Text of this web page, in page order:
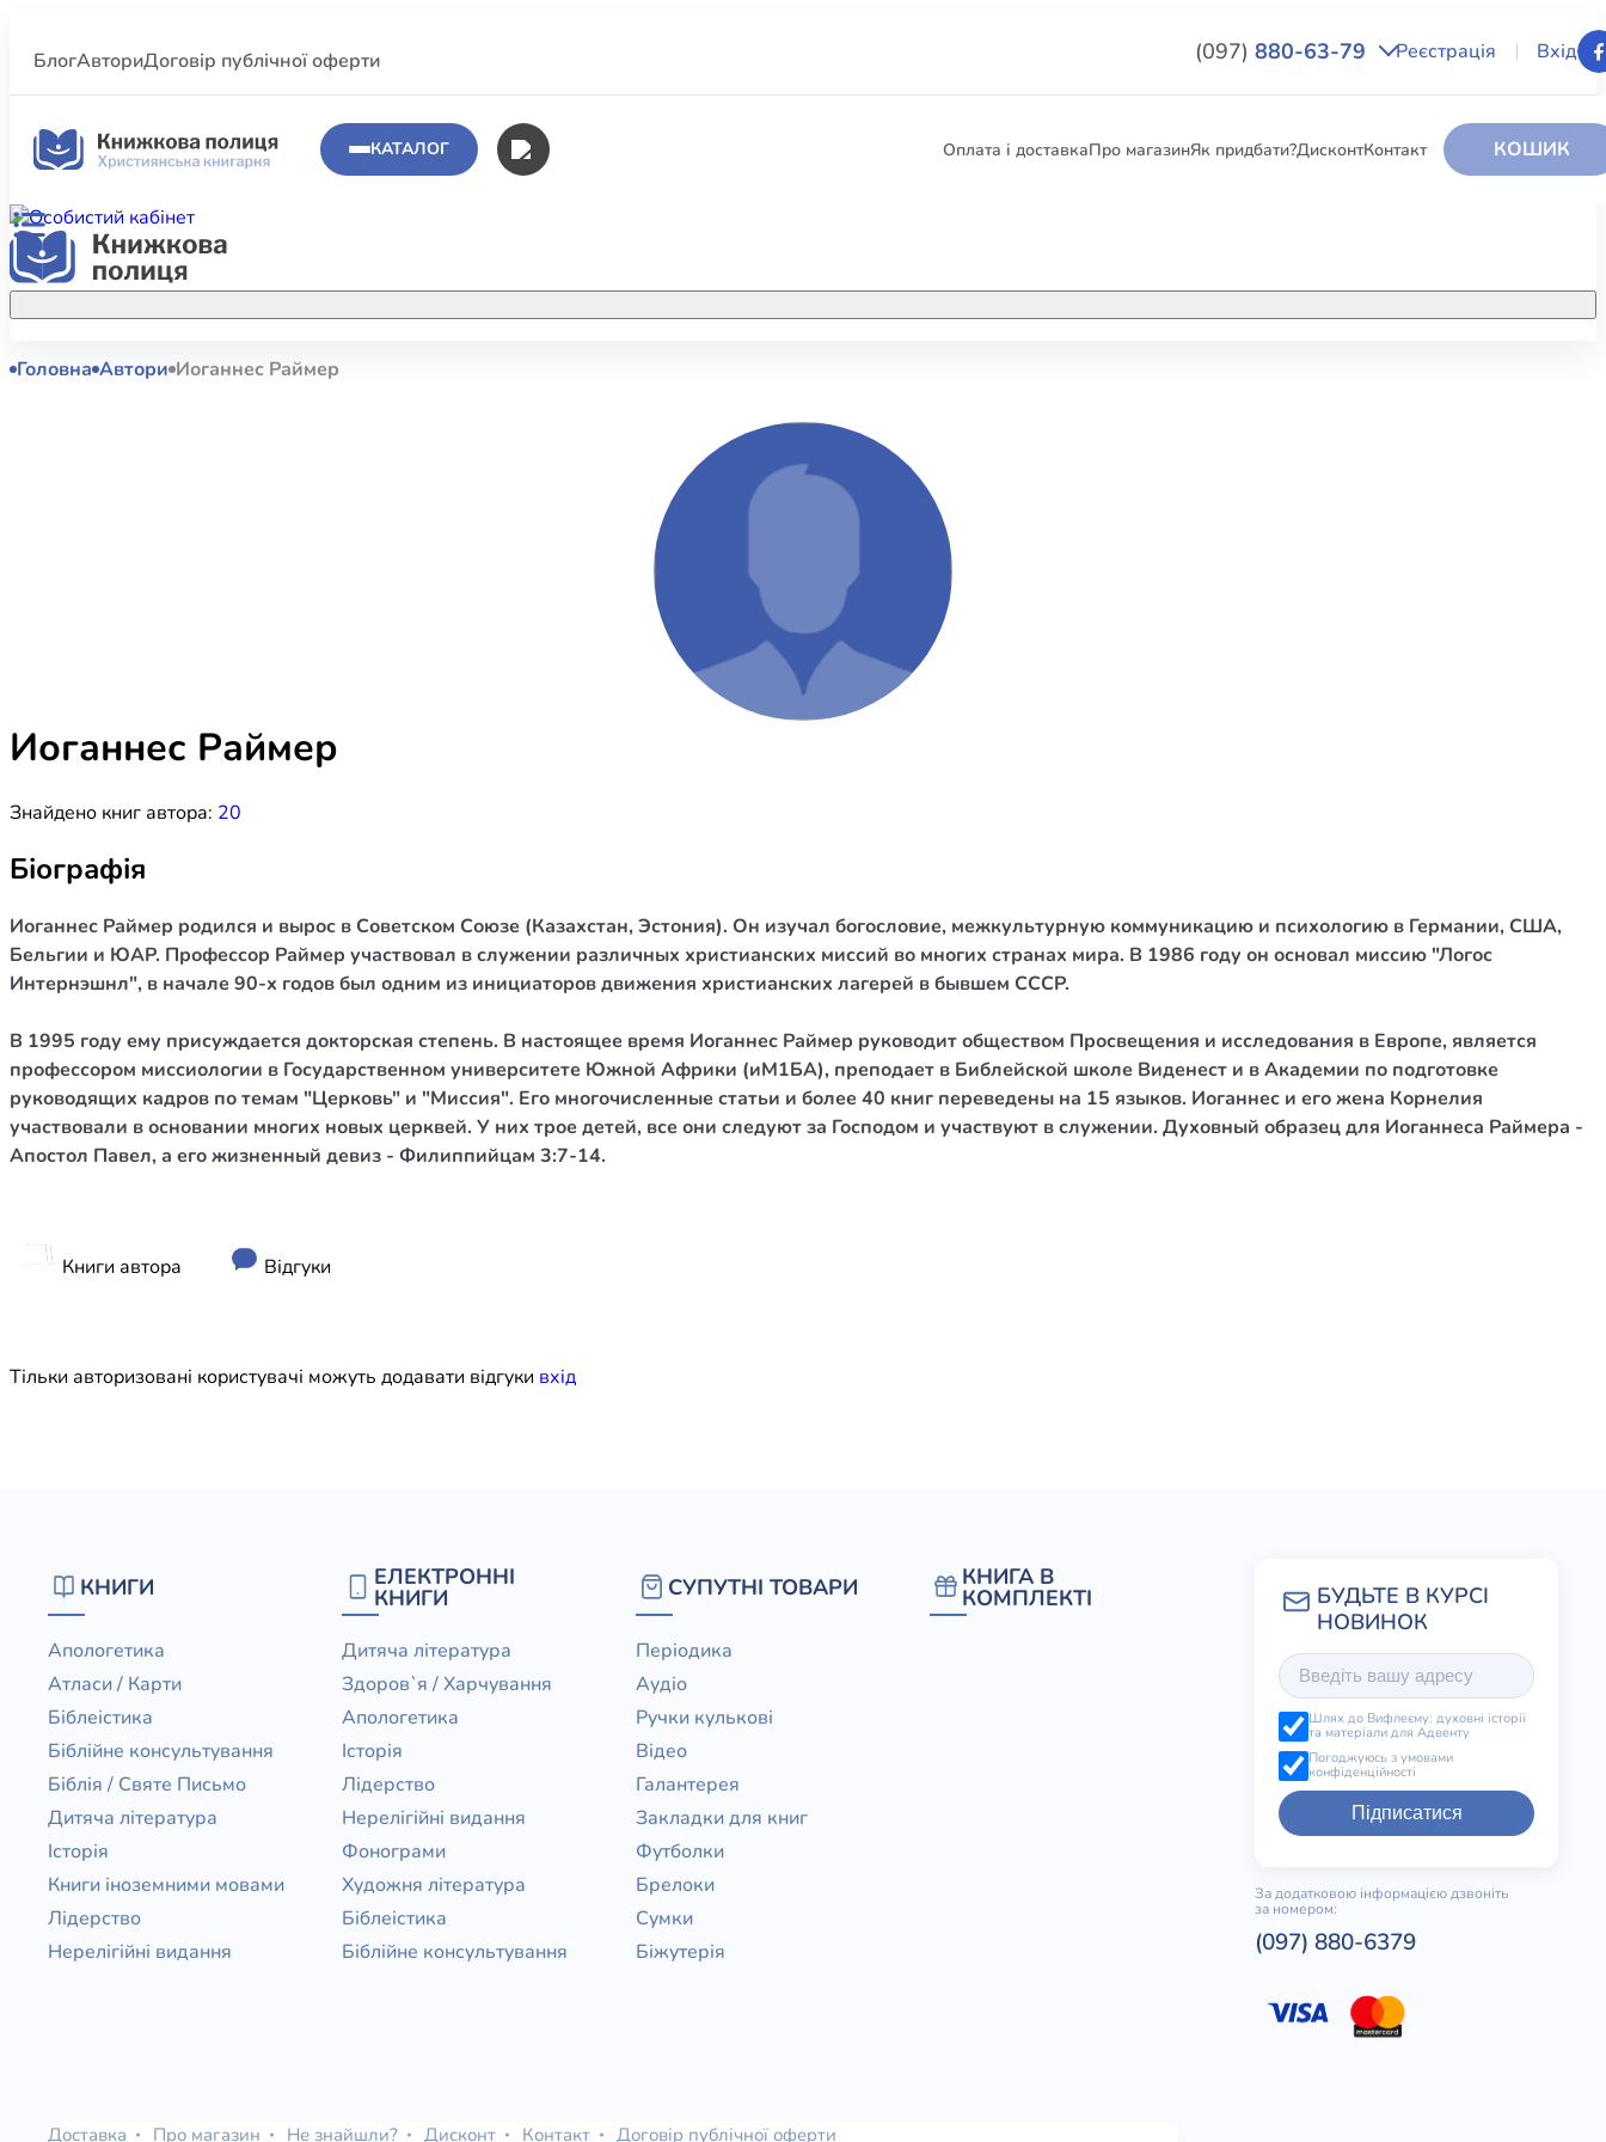
БлогАвториДоговір публічної оферти (097) 880-63-79 Реєстрація Вхід
КАТАЛОГ Оплата і доставкаПро магазинЯк придбати?ДисконтКонтакт КОШИК
Акційні пропозиції
КНИГИ
Біблійне консультування
Богослів`я
Шлюб і сім`я
Здоров`я / Харчування
Юдаїзм
Огляд релігій
Художня література
ЕЛЕКТРОННІ КНИГИ
КНИГА В КОМПЛЕКТІ
Головна Автори Иоганнес Раймер
Иоганнес Раймер
Знайдено книг автора: 20
Біографія
Иоганнес Раймер родился и вырос в Советском Союзе (Казахстан, Эстония). Он изучал богословие, межкультурную коммуникацию и психологию в Германии, США,
Бельгии и ЮАР. Профессор Раймер участвовал в служении различных христианских миссий во многих странах мира. В 1986 году он основал миссию "Логос
Интернэшнл", в начале 90-х годов был одним из инициаторов движения христианских лагерей в бывшем СССР.
В 1995 году ему присуждается докторская степень. В настоящее время Иоганнес Раймер руководит обществом Просвещения и исследования в Европе, является
профессором миссиологии в Государственном университете Южной Африки (иМ1БА), преподает в Библейской школе Виденест и в Академии по подготовке
руководящих кадров по темам "Церковь" и "Миссия". Его многочисленные статьи и более 40 книг переведены на 15 языков. Иоганнес и его жена Корнелия
участвовали в основании многих новых церквей. У них трое детей, все они следуют за Господом и участвуют в служении. Духовный образец для Иоганнеса Раймера -
Апостол Павел, а его жизненный девиз - Филиппийцам 3:7-14.
Книги автора Відгуки
Тільки авторизовані користувачі можуть додавати відгуки вхiд
КНИГИ
Апологетика
Атласи / Карти
Біблеістика
Біблійне консультування
Біблія / Святе Письмо
Дитяча література
Історія
Книги іноземними мовами
Лідерство
Нерелігійні видання
ЕЛЕКТРОННІ
КНИГИ
Дитяча література
Здоров`я / Харчування
Апологетика
Історія
Лідерство
Нерелігійні видання
Фонограми
Художня література
Біблеістика
Біблійне консультування
СУПУТНІ ТОВАРИ
Періодика
Аудіо
Ручки кулькові
Відео
Галантерея
Закладки для книг
Футболки
Брелоки
Сумки
Біжутерія
КНИГА В
КОМПЛЕКТІ
Шлях до Вифлеєму: духовні історії
та матеріали для Адвенту
Погоджуюсь з умовами
конфіденційності
Підписатися
За додатковою інформацією дзвоніть
за номером:
(097) 880-6379
Доставка Про магазин Не знайшли? Дисконт Контакт Договір публічної оферти